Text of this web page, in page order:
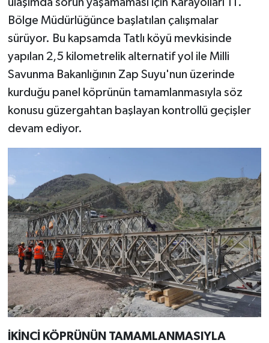
ulaşımda sorun yaşamaması için Karayolları 11.
Bölge Müdürlüğünce başlatılan çalışmalar
sürüyor. Bu kapsamda Tatlı köyü mevkisinde
yapılan 2,5 kilometrelik alternatif yol ile Milli
Savunma Bakanlığının Zap Suyu'nun üzerinde
kurduğu panel köprünün tamamlanmasıyla söz
konusu güzergahtan başlayan kontrollü geçişler
devam ediyor.
İKİNCİ KÖPRÜNÜN TAMAMLANMASIYLA